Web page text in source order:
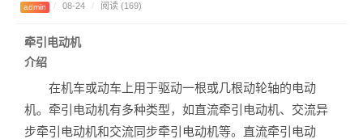
admin / 08-24 / 阅读 (169)
牵引电动机
介绍
在机车或动车上用于驱动一根或几根动轮轴的电动
机。牵引电动机有多种类型，如直流牵引电动机、交流异
步牵引电动机和交流同步牵引电动机等。直流牵引电动